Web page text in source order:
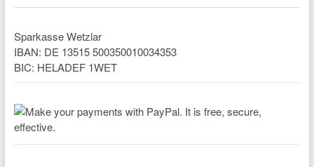
Sparkasse Wetzlar
IBAN: DE 13515 500350010034353
BIC: HELADEF 1WET